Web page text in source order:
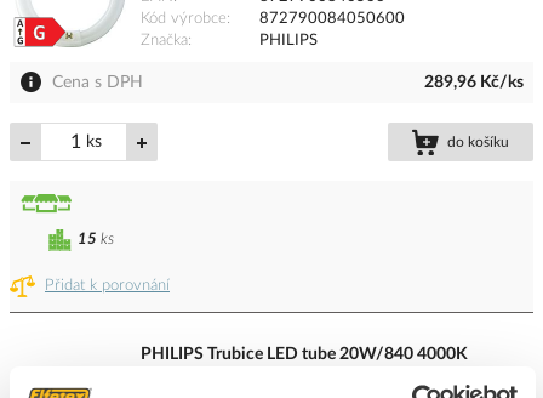
Kód výrobce
872790084050600
Značka
PHILIPS
Cena s DPH 289,96 Kč/ks
ks do košíku
Přidat k porovnání
15 ks
PHILIPS Trubice LED tube 20W/840 4000K